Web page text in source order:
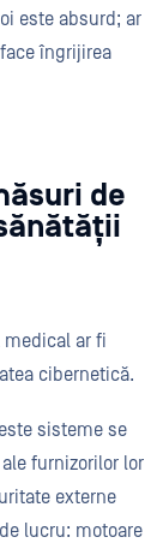
este absurd; ar
îngrijirea
de
medical ar fi
cibernetică.
sisteme se
furnizorilor lor
externe
lucru: motoare